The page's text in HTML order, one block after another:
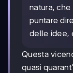
natura,
puntare
delle idee,
Questa
quasi